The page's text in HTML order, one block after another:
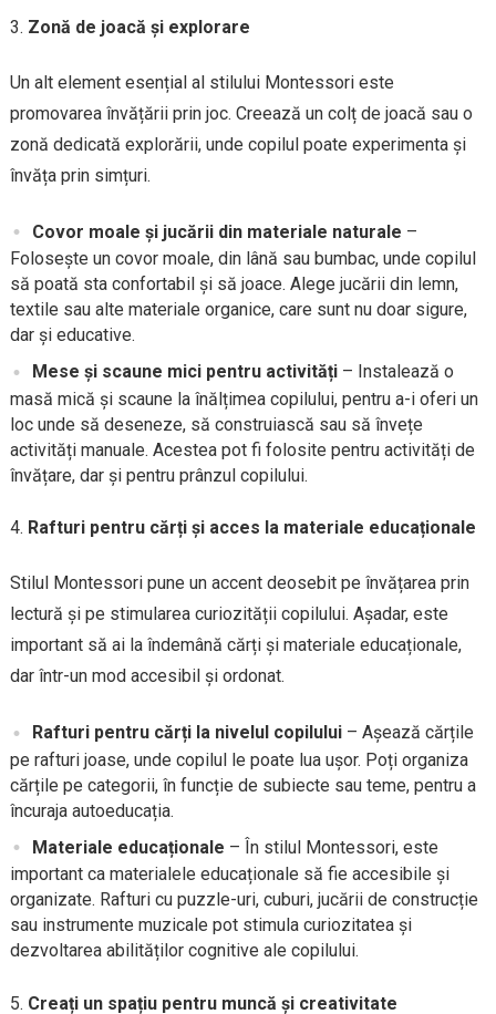
Zonă de joacă și explorare
Un alt element esențial al stilului Montessori este
promovarea învățării prin joc. Creează un colț de joacă sau o
zonă dedicată explorării, unde copilul poate experimenta și
învăța prin simțuri.
Covor moale și jucării din materiale naturale –
Folosește un covor moale, din lână sau bumbac, unde copilul
să poată sta confortabil și să joace. Alege jucării din lemn,
textile sau alte materiale organice, care sunt nu doar sigure,
dar și educative.
Mese și scaune mici pentru activități– Instalează o
masă mică și scaune la înălțimea copilului, pentru a-i oferi un
loc unde să deseneze, să construiască sau să învețe
activități manuale. Acestea pot fi folosite pentru activități de
învățare, dar și pentru prânzul copilului.
Rafturi pentru cărți și acces la materiale educaționale
Stilul Montessori pune un accent deosebit pe învățarea prin
lectură și pe stimularea curiozității copilului. Așadar, este
important să ai la îndemână cărți și materiale educaționale,
dar într-un mod accesibil și ordonat.
Rafturi pentru cărți la nivelul copilului– Așează cărțile
pe rafturi joase, unde copilul le poate lua ușor. Poți organiza
cărțile pe categorii, în funcție de subiecte sau teme, pentru a
încuraja autoeducația.
Materiale educaționale – În stilul Montessori, este
important ca materialele educaționale să fie accesibile și
organizate. Rafturi cu puzzle-uri, cuburi, jucării de construcție
sau instrumente muzicale pot stimula curiozitatea și
dezvoltarea abilităților cognitive ale copilului.
Creați un spațiu pentru muncă și creativitate